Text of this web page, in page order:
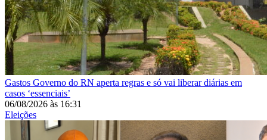
Gastos Governo do RN aperta regras e só vai liberar diárias em
casos ‘essenciais’
06/08/2026 às 16:31
Eleições